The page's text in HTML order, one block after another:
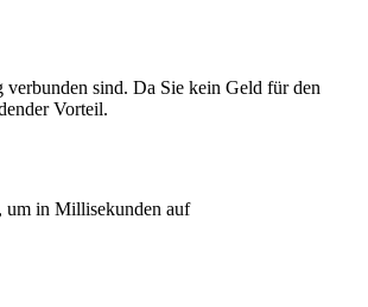
sind. Da Sie kein Geld für den
Vorteil.
um in Millisekunden auf